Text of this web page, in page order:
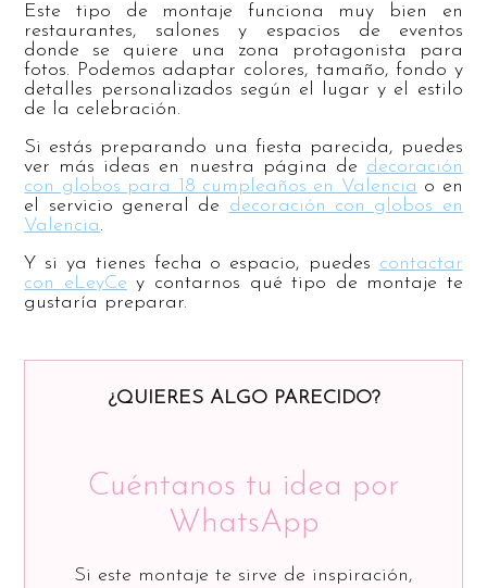
Este tipo de montaje funciona muy bien en
restaurantes, salones y espacios de eventos
donde se quiere una zona protagonista para
fotos. Podemos adaptar colores, tamaño, fondo y
detalles personalizados según el lugar y el estilo
de la celebración.
Si estás preparando una fiesta parecida, puedes
ver más ideas en nuestra página de decoración
con globos para 18 cumpleaños en Valencia o en
el servicio general de decoración con globos en
Valencia.
Y si ya tienes fecha o espacio, puedes contactar
con eLeyCe y contarnos qué tipo de montaje te
gustaría preparar.
¿QUIERES ALGO PARECIDO?
Cuéntanos tu idea por
WhatsApp
Si este montaje te sirve de inspiración,